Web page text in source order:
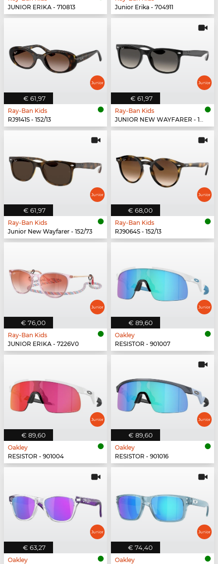
JUNIOR ERIKA - 710813
Junior Erika - 704911
€ 61,97
Ray-Ban Kids
RJ9141S - 152/13
€ 61,97
Ray-Ban Kids
JUNIOR NEW WAYFARER - 100/11
€ 61,97
Ray-Ban Kids
Junior New Wayfarer - 152/73
€ 68,00
Ray-Ban Kids
RJ9064S - 152/13
€ 76,00
Ray-Ban Kids
JUNIOR ERIKA - 7226V0
€ 89,60
Oakley
RESISTOR - 901007
€ 89,60
Oakley
RESISTOR - 901004
€ 89,60
Oakley
RESISTOR - 901016
€ 63,27
Oakley
€ 74,40
Oakley